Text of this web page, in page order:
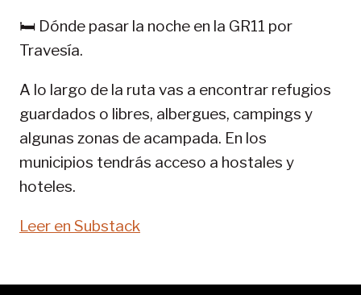
11-
🛏️ Dónde pasar la noche en la GR11 por
Travesía.
A lo largo de la ruta vas a encontrar refugios
guardados o libres, albergues, campings y
algunas zonas de acampada. En los
municipios tendrás acceso a hostales y
hoteles.
Leer en Substack